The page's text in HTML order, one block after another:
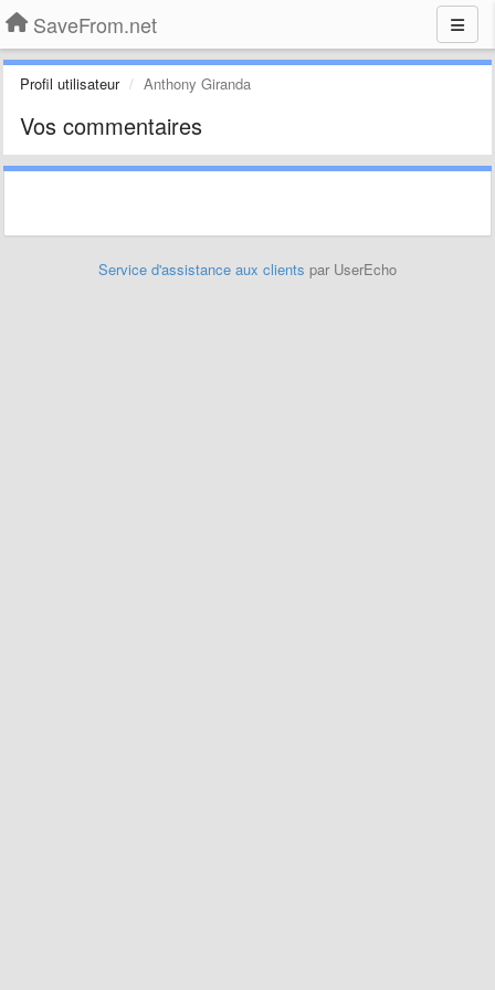
SaveFrom.net
Profil utilisateur Anthony Giranda
Vos commentaires
Service d'assistance aux clients par UserEcho